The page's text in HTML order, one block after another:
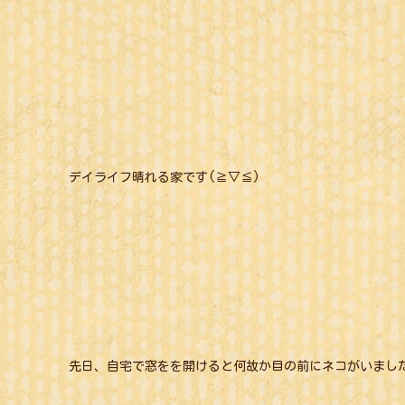
デイライフ晴れる家です(≧▽≦)
先日、自宅で窓をを開けると何故か目の前にネコがいまし